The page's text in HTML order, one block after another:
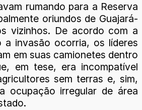
rumando para a Reserva
oriundos de Guajará-
vizinhos. De acordo com a
a invasão ocorria, os líderes
em suas camionetes dentro
em tese, era incompatível
sem terras e, sim,
ocupação irregular de área